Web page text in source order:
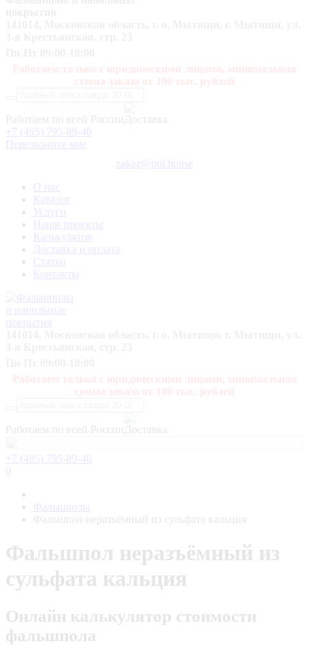
Работаем по всей России
+7 (495) 795-89-46
Перезвоните мне
zakaz@pol.house
О нас
Каталог
Услуги
Наши проекты
Калькулятор
Доставка и оплата
Статьи
Контакты
Работаем по всей России
+7 (495) 795-89-46
0
Фальшполы
Фальшпол неразъёмный из сульфата кальция
Фальшпол неразъёмный из
сульфата кальция
Онлайн калькулятор стоимости
фальшпола